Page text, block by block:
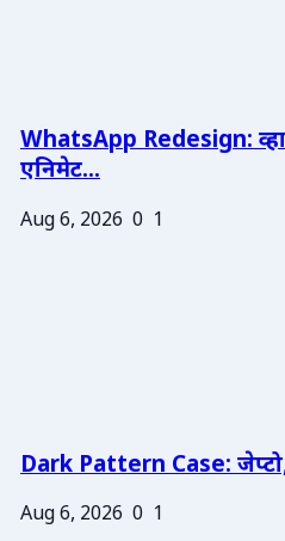
WhatsApp Redesign:
एनिमेट...
Aug 6, 2026 0 1
Dark Pattern Case:
Aug 6, 2026 0 1